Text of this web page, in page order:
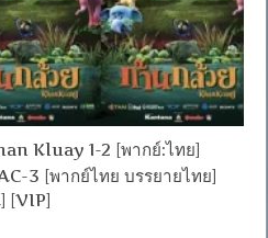
Kluay 1-2 [พากย์:ไทย]
3 [พากย์ไทย บรรยายไทย]
[VIP]